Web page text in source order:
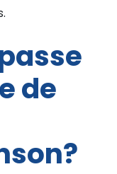
de